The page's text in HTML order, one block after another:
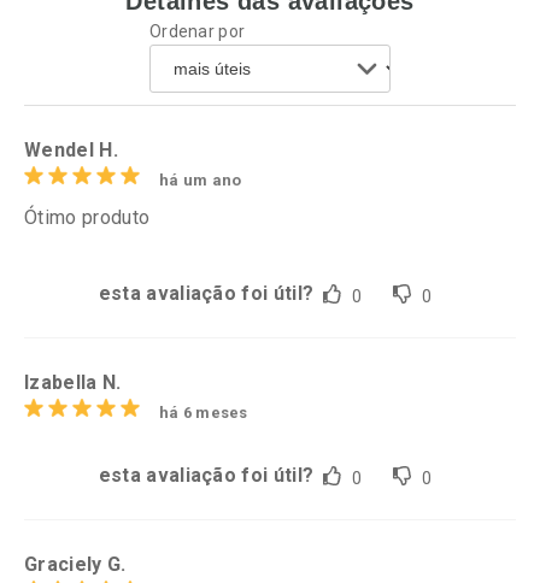
Comprar sem Desconto
Por R$ 49,27/cada
Comprar sem Desconto
Comprar sem Desconto
Por R$ 63,99/cada
Por R$ 63,99/cada
Ordenar por
Wendel H.
há um ano
Ótimo produto
esta avaliação foi útil? 0 0
Izabella N.
há 6 meses
esta avaliação foi útil? 0 0
Graciely G.